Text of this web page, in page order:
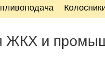
ЖКХ и